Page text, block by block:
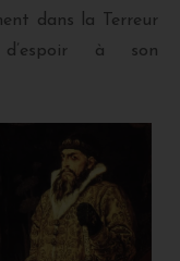
dans la Terreur
à son